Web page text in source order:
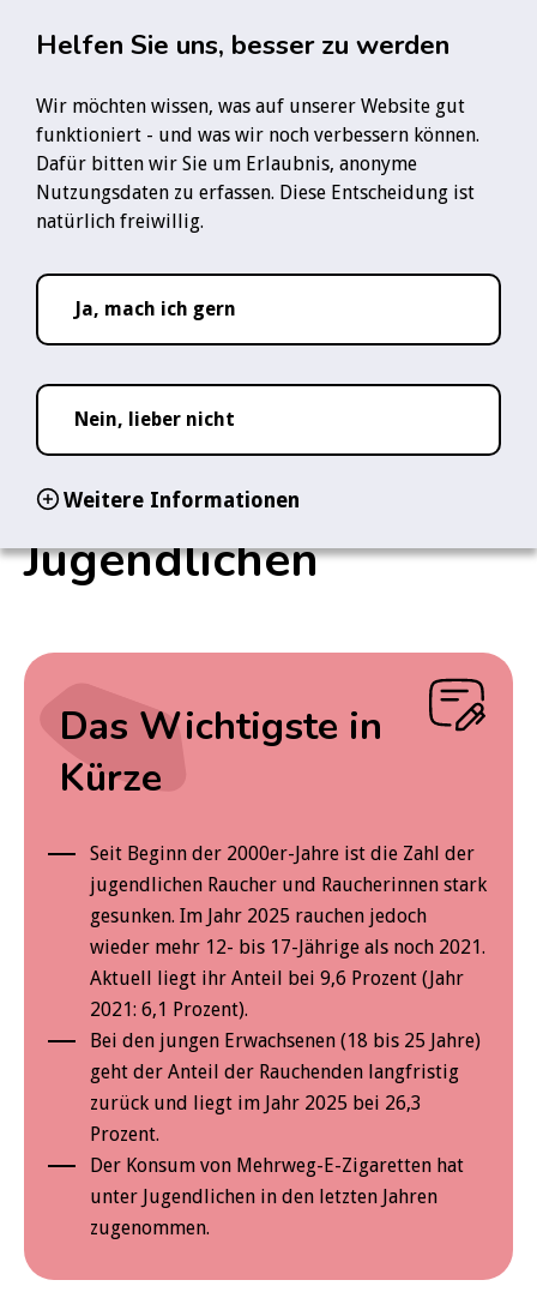
Helfen Sie uns, besser zu werden
Wir möchten wissen, was auf unserer Website gut
funktioniert - und was wir noch verbessern können.
Dafür bitten wir Sie um Erlaubnis, anonyme
Nutzungsdaten zu erfassen. Diese Entscheidung ist
natürlich freiwillig.
Ja, mach ich gern
Nein, lieber nicht
Weitere Informationen
Startseite Infozentrum
Unsere Gesellschaft
Raucherquote bei Kindern und Jugendlichen
Folge uns: YouTube-LogoInstagram-Logo
Raucherquote bei
Kindern und
Jugendlichen
Das Wichtigste in
Kürze
Seit Beginn der 2000er-Jahre ist die Zahl der
jugendlichen Raucher und Raucherinnen stark
gesunken. Im Jahr 2025 rauchen jedoch
wieder mehr 12- bis 17-Jährige als noch 2021.
Aktuell liegt ihr Anteil bei 9,6 Prozent (Jahr
2021: 6,1 Prozent).
Bei den jungen Erwachsenen (18 bis 25 Jahre)
geht der Anteil der Rauchenden langfristig
zurück und liegt im Jahr 2025 bei 26,3
Prozent.
Der Konsum von Mehrweg-E-Zigaretten hat
unter Jugendlichen in den letzten Jahren
zugenommen.